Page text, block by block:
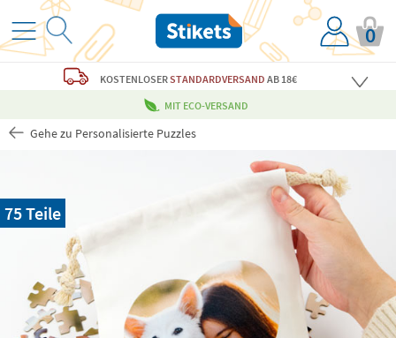
0
KOSTENLOSERSTANDARDVERSAND AB 18€
MIT ECO-VERSAND
Gehe zu Personalisierte Puzzles
75 Teile